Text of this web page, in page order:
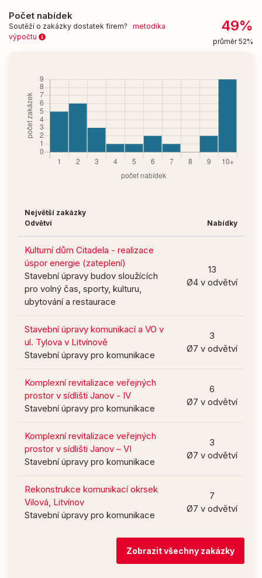
Počet nabídek
Soutěží o zakázky dostatek firem? metodika
výpočtu
49%
průměr 52%
Největší zakázky
Odvětví
Nabídky
Kulturní dům Citadela - realizace
úspor energie (zateplení)
Stavební úpravy budov sloužících
pro volný čas, sporty, kulturu,
ubytování a restaurace
13
Ø4 v odvětví
Stavební úpravy komunikací a VO v
ul. Tylova v Litvínově
Stavební úpravy pro komunikace
3
Ø7 v odvětví
Komplexní revitalizace veřejných
prostor v sídlišti Janov - IV
Stavební úpravy pro komunikace
6
Ø7 v odvětví
Komplexní revitalizace veřejných
prostor v sídlišti Janov – VI
Stavební úpravy pro komunikace
3
Ø7 v odvětví
Rekonstrukce komunikací okrsek
Vilová, Litvínov
Stavební úpravy pro komunikace
7
Ø7 v odvětví
Zobrazit všechny zakázky